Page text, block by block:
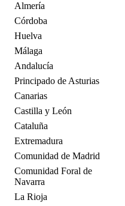
Almería
Córdoba
Huelva
Málaga
Andalucía
Principado de Asturias
Canarias
Castilla y León
Cataluña
Extremadura
Comunidad de Madrid
Comunidad Foral de
Navarra
La Rioja